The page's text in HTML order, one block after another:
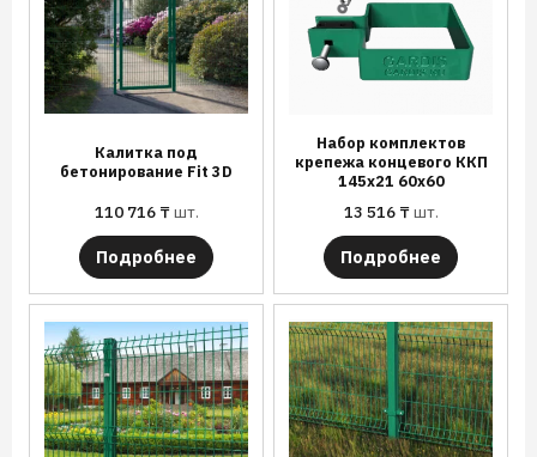
Калитка под
бетонирование Fit 3D
110 716 ₸шт.
Подробнее
Набор комплектов
крепежа концевого ККП
145х21 60х60
13 516 ₸шт.
Подробнее